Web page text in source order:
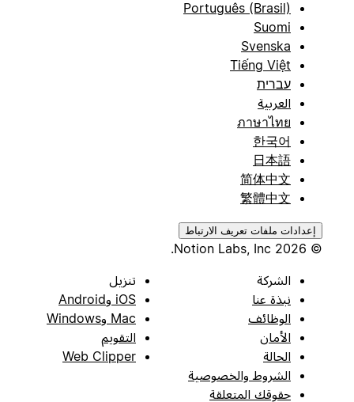
Português (Brasil)
Suomi
Svenska
Tiếng Việt
עברית
العربية
ภาษาไทย
한국어
日本語
简体中文
繁體中文
إعدادات ملفات تعريف الارتباط
© 2026 Notion Labs, Inc.
الشركة
نبذة عنا
الوظائف
الأمان
الحالة
الشروط والخصوصية
حقوقك المتعلقة
تنزيل
iOS وAndroid
Mac وWindows
التقويم
Web Clipper